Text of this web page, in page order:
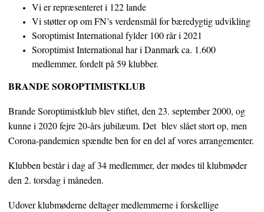
Vi er repræsenteret i 122 lande
Vi støtter op om FN’s verdensmål for bæredygtig udvikling
Soroptimist International fylder 100 rår i 2021
Soroptimist International har i Danmark ca. 1.600
medlemmer, fordelt på 59 klubber.
BRANDE SOROPTIMISTKLUB
Brande Soroptimistklub blev stiftet, den 23. september 2000, og
kunne i 2020 fejre 20-års jubilæum. Det blev slået stort op, men
Corona-pandemien spændte ben for en del af vores arrangementer.
Klubben består i dag af 34 medlemmer, der mødes til klubmøder
den 2. torsdag i måneden.
Udover klubmøderne deltager medlemmerne i forskellige